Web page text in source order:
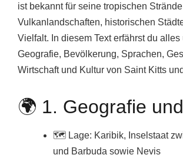
ist bekannt für seine tropischen
Vulkanlandschaften, historischen
Vielfalt. In diesem Text erfährst du alles
Geografie, Bevölkerung, Sprachen,
Wirtschaft und Kultur von Saint Kitts
🌍 1. Geografie
🗺️ Lage: Karibik, Inselstaat
und Barbuda sowie Nevis